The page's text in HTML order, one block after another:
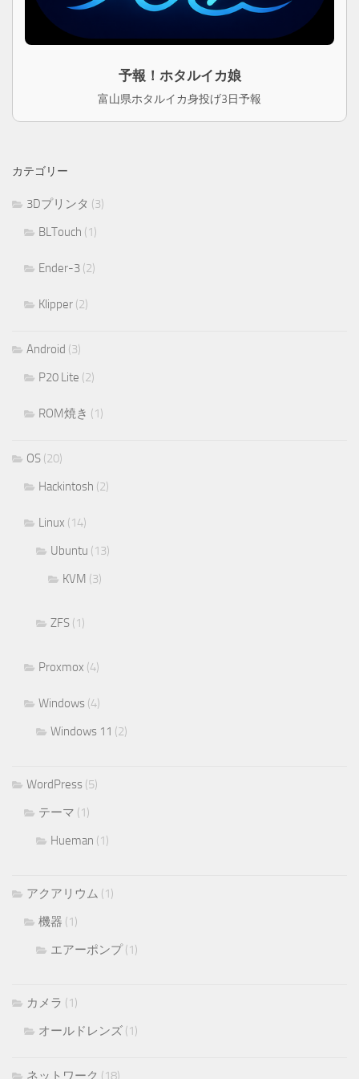
予報！ホタルイカ娘
富山県ホタルイカ身投げ3日予報
カテゴリー
3Dプリンタ (3)
BLTouch (1)
Ender-3 (2)
Klipper (2)
Android (3)
P20 Lite (2)
ROM焼き (1)
OS (20)
Hackintosh (2)
Linux (14)
Ubuntu (13)
KVM (3)
ZFS (1)
Proxmox (4)
Windows (4)
Windows 11 (2)
WordPress (5)
テーマ (1)
Hueman (1)
アクアリウム (1)
機器 (1)
エアーポンプ(1)
カメラ (1)
オールドレンズ (1)
ネットワーク (18)